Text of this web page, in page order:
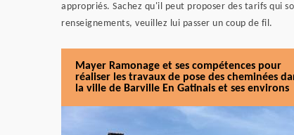
appropriés. Sachez qu'il peut proposer des tarifs qui
renseignements, veuillez lui passer un coup de fil.
Mayer Ramonage et ses compétences pour
réaliser les travaux de pose des cheminées
la ville de Barville En Gatinais et ses environs